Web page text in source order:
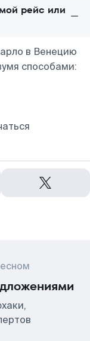
рейс или
в Венецию
способами: